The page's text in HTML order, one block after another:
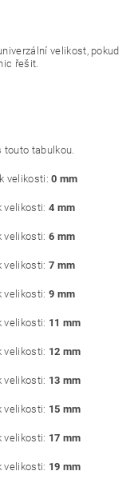
velikost, pokud
řešit.
tabulkou.
velikosti:0 mm
velikosti: 4 mm
velikosti: 6 mm
velikosti: 7 mm
velikosti: 9 mm
velikosti: 11 mm
velikosti: 12 mm
velikosti: 13 mm
velikosti: 15 mm
velikosti: 17 mm
velikosti: 19 mm